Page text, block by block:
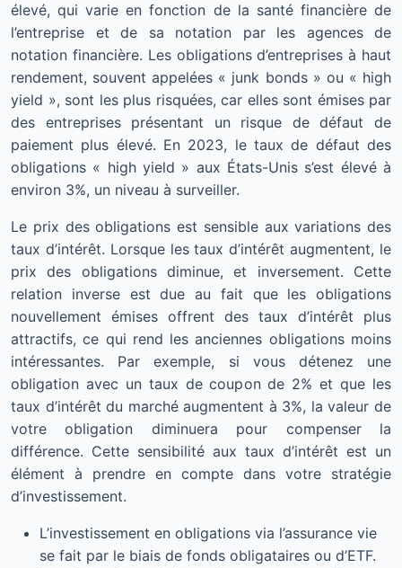
élevé, qui varie en fonction de la santé financière de
l’entreprise et de sa notation par les agences de
notation financière. Les obligations d’entreprises à haut
rendement, souvent appelées « junk bonds » ou « high
yield », sont les plus risquées, car elles sont émises par
des entreprises présentant un risque de défaut de
paiement plus élevé. En 2023, le taux de défaut des
obligations « high yield » aux États-Unis s’est élevé à
environ 3%, un niveau à surveiller.
Le prix des obligations est sensible aux variations des
taux d’intérêt. Lorsque les taux d’intérêt augmentent, le
prix des obligations diminue, et inversement. Cette
relation inverse est due au fait que les obligations
nouvellement émises offrent des taux d’intérêt plus
attractifs, ce qui rend les anciennes obligations moins
intéressantes. Par exemple, si vous détenez une
obligation avec un taux de coupon de 2% et que les
taux d’intérêt du marché augmentent à 3%, la valeur de
votre obligation diminuera pour compenser la
différence. Cette sensibilité aux taux d’intérêt est un
élément à prendre en compte dans votre stratégie
d’investissement.
L’investissement en obligations via l’assurance vie
se fait par le biais de fonds obligataires ou d’ETF.